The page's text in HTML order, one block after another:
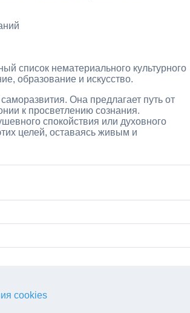
список нематериального культурного
образование и искусство.
Она предлагает путь от
к просветлению сознания.
спокойствия или духовного
целей, оставаясь живым и
cookies